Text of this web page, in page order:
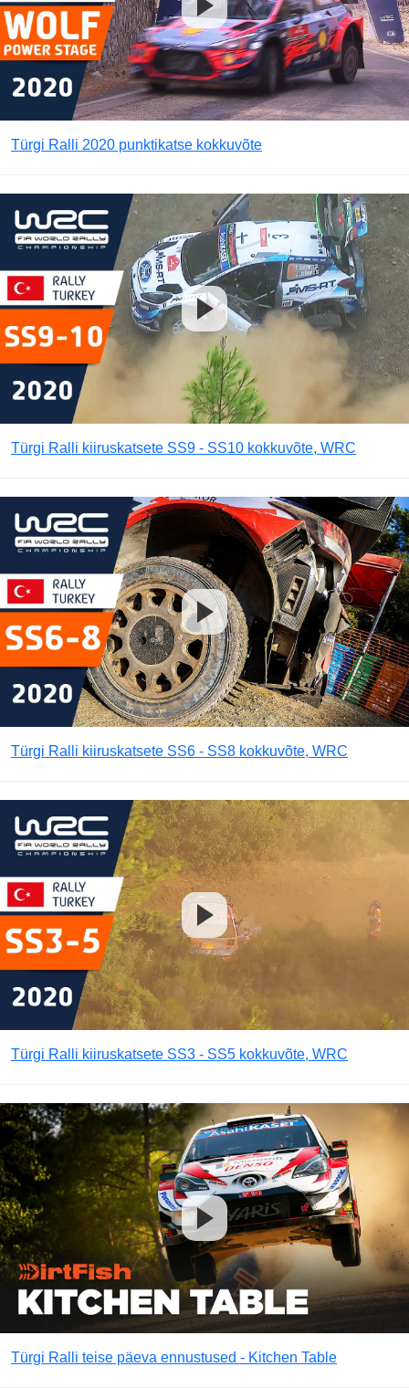
Türgi Ralli 2020 punktikatse kokkuvõte
Türgi Ralli kiiruskatsete SS9 - SS10 kokkuvõte, WRC
Türgi Ralli kiiruskatsete SS6 - SS8 kokkuvõte, WRC
Türgi Ralli kiiruskatsete SS3 - SS5 kokkuvõte, WRC
Türgi Ralli teise päeva ennustused - Kitchen Table